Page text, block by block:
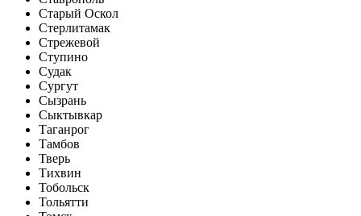
Старый Оскол
Стерлитамак
Стрежевой
Ступино
Судак
Сургут
Сызрань
Сыктывкар
Таганрог
Тамбов
Тверь
Тихвин
Тобольск
Тольятти